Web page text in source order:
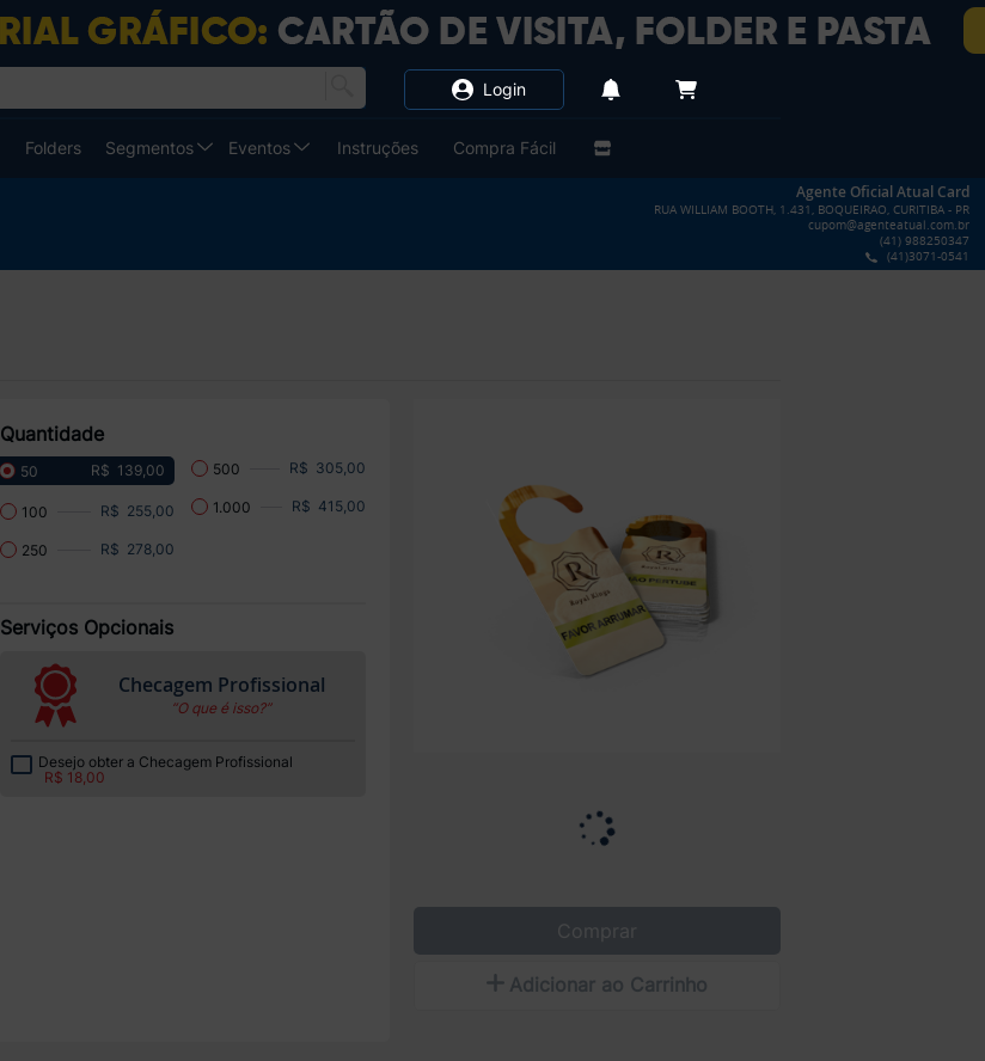
Folders Segmentos Eventos Instruções Compra Fácil
Login
Agente Oficial Atual Card
RUA WILLIAM BOOTH, 1.431, BOQUEIRAO, CURITIBA - PR
cupom@agenteatual.com.br
(41) 988250347
(41)3071-0541
Quantidade
50 R$ 139,00
100 R$ 255,00
250 R$ 278,00
500 R$ 305,00
1.000 R$ 415,00
Serviços Opcionais
Checagem Profissional
“O que é isso?”
Desejo obter a Checagem Profissional
R$ 18,00
Comprar
Adicionar ao Carrinho